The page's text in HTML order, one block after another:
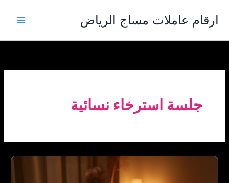
المحتوى
ارقام عاملات مساج الرياض
جلسة استرخاء نسائية